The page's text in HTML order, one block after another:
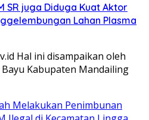
SR juga Diduga Kuat Aktor
Lahan Plasma
Hal ini disampaikan oleh
Kabupaten Mandailing